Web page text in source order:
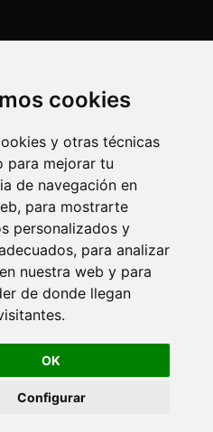
cookies
y otras técnicas
para mejorar tu
de navegación en
para mostrarte
personalizados y
para analizar
nuestra web y para
de donde llegan
OK
Configurar